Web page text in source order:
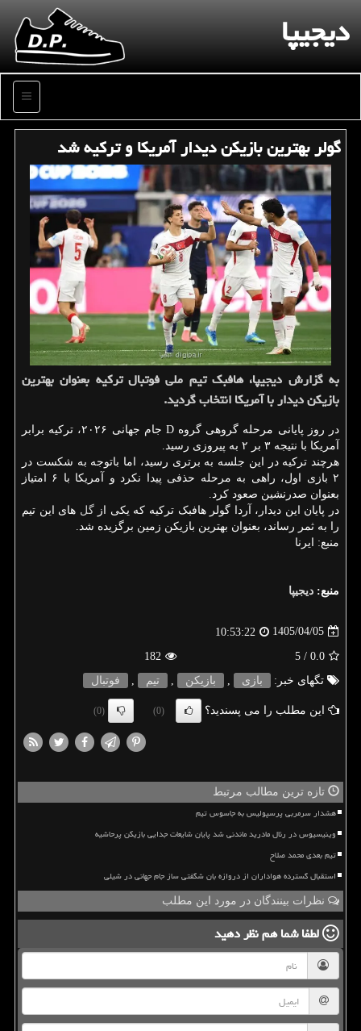
دیجیپا
منو
گولر بهترین بازیکن دیدار آمریکا و ترکیه شد
به گزارش دیجیپا، هافبک تیم ملی فوتبال ترکیه بعنوان بهترین
بازیکن دیدار با آمریکا انتخاب گردید.
در روز پایانی مرحله گروهی گروه D جام جهانی ۲۰۲۶، ترکیه برابر
آمریکا با نتیجه ۳ بر ۲ به پیروزی رسید.
هرچند ترکیه در این جلسه به برتری رسید، اما باتوجه به شکست در
۲ بازی اول، راهی به مرحله حذفی پیدا نکرد و آمریکا با ۶ امتیاز
بعنوان صدرنشین صعود کرد.
در پایان این دیدار، آردا گولر هافبک ترکیه که یکی ازگل های این تیم
را به ثمر رساند، بعنوان بهترین بازیکن زمین برگزیده شد.
منبع: ایرنا
منبع: دیجیپا
1405/04/05
10:53:22
0.0
/ 5
182
تگهای خبر:
بازی , بازیكن , تیم , فوتبال
این مطلب را می پسندید؟ (0)
(0)
تازه ترین مطالب مرتبط
هشدار سرمربی پرسپولیس به جاسوس تیم
وینیسیوس در رئال مادرید ماندنی شد پایان شایعات جدایی بازیکن پرحاشیه
تیم بعدی محمد صلاح
استقبال گسترده هواداران از دروازه بان شگفتی ساز جام جهانی در شیلی
نظرات بینندگان در مورد این مطلب
لطفا شما همنظر دهید